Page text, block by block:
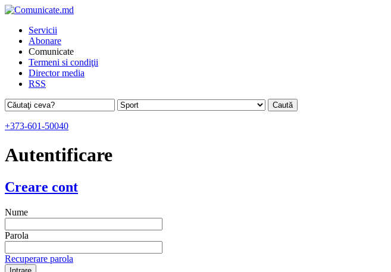
Servicii
Abonare
Comunicate
Termeni si condiţii
Director media
RSS
+373-601-50040
Autentificare
Creare cont
Nume
Parola
Recuperare parola